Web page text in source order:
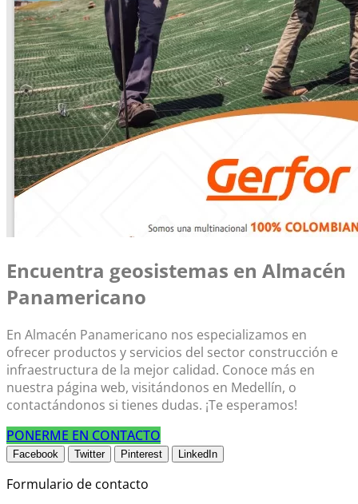
Encuentra geosistemas en Almacén
Panamericano
En Almacén Panamericano nos especializamos en
ofrecer productos y servicios del sector construcción e
infraestructura de la mejor calidad. Conoce más en
nuestra página web, visitándonos en Medellín, o
contactándonos si tienes dudas. ¡Te esperamos!
PONERME EN CONTACTO
Facebook Twitter Pinterest LinkedIn
Formulario de contacto